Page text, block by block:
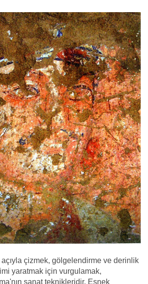
çizmek, gölgelendirme ve derinlik
yaratmak için vurgulamak,
sanat teknikleridir. Esnek